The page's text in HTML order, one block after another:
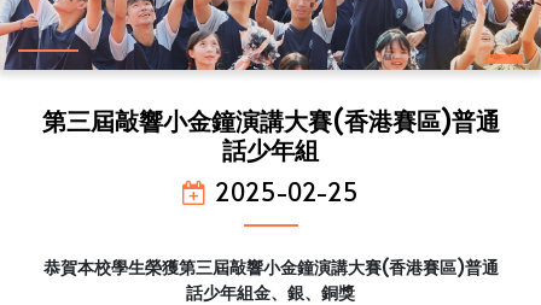
第三屆敲響小金鐘演講大賽(香港賽區)普通
話少年組
2025-02-25
恭賀本校學生榮獲第三屆敲響小金鐘演講大賽(香港賽區)普通
話少年組金、銀、銅獎